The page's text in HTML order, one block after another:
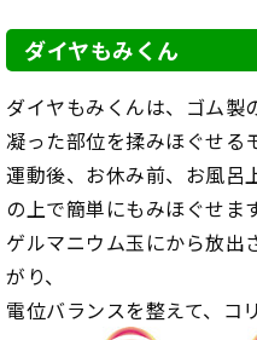
ダイヤもみくん
ダイヤもみくんは、ゴム製
凝った部位を揉みほぐせる
運動後、お休み前、お風呂
の上で簡単にもみほぐせます
ゲルマニウム玉にから放出
がり、
電位バランスを整えて、コ